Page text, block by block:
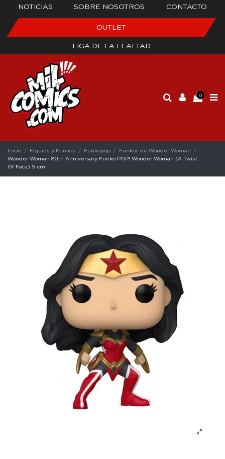
NOTICIAS SOBRE NOSOTROS CONTACTO
OUTLET
LIGA DE LA LEALTAD
0
Inicio Figuras y Funkos Funkopop
Funkos de Wonder Woman
Wonder Woman 80th Anniversary Funko POP! Wonder Woman (A Twist
Of Fate) 9 cm